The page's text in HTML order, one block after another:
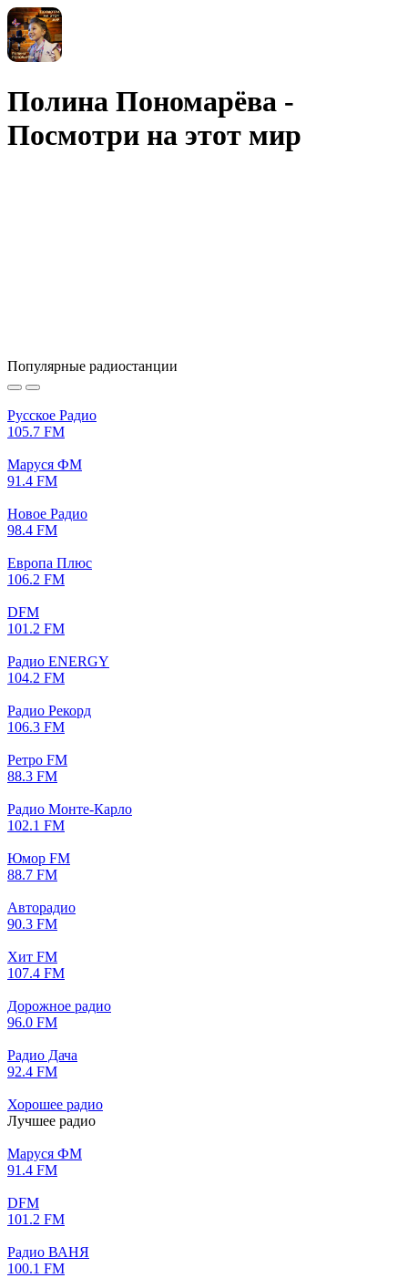
Полина Пономарёва -
Посмотри на этот мир
Популярные радиостанции
Русское Радио
105.7 FM
Маруся ФМ
91.4 FM
Новое Радио
98.4 FM
Европа Плюс
106.2 FM
DFM
101.2 FM
Радио ENERGY
104.2 FM
Радио Рекорд
106.3 FM
Ретро FM
88.3 FM
Радио Монте-Карло
102.1 FM
Юмор FM
88.7 FM
Авторадио
90.3 FM
Хит FM
107.4 FM
Дорожное радио
96.0 FM
Радио Дача
92.4 FM
Хорошее радио
Лучшее радио
Маруся ФМ
91.4 FM
DFM
101.2 FM
Радио ВАНЯ
100.1 FM